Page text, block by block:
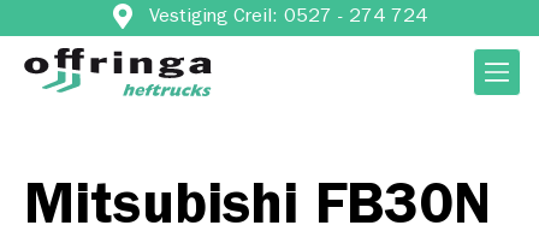
Vestiging Creil: 0527 - 274 724
Mitsubishi FB30N